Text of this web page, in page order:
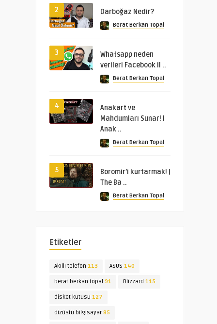
2 Darboğaz Nedir?
Berat Berkan Topal
3
Whatsapp neden
verileri Facebook il ..
Berat Berkan Topal
4
Anakart ve
Mahdumları Sunar! |
Anak ..
Berat Berkan Topal
5
Boromir’i kurtarmak! |
The Ba ..
Berat Berkan Topal
Etiketler
Akıllı telefon 113 ASUS 140
berat berkan topal 91 Blizzard 115
disket kutusu 127
dizüstü bilgisayar85